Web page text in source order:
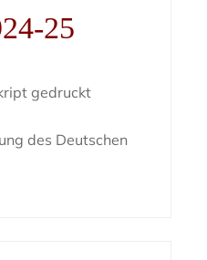
25
gedruckt
des Deutschen